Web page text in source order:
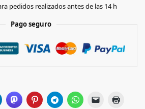
pedidos realizados antes de las 14 h
Pago seguro